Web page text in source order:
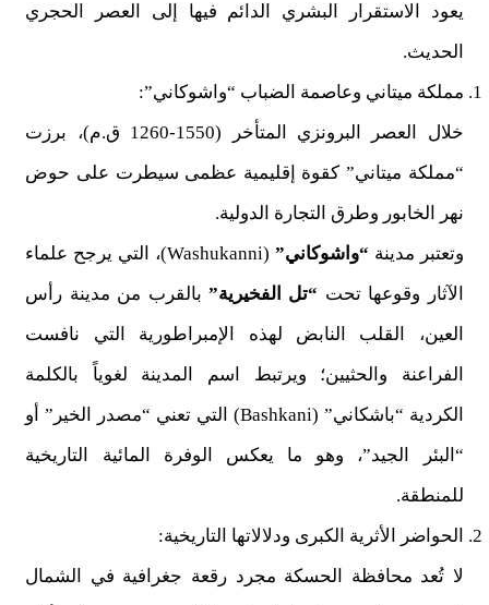
يعود الاستقرار البشري الدائم فيها إلى العصر الحجري
الحديث.
مملكة ميتاني وعاصمة الضباب “واشوكاني”:
خلال العصر البرونزي المتأخر (1550-1260 ق.م)، برزت
“مملكة ميتاني” كقوة إقليمية عظمى سيطرت على حوض
نهر الخابور وطرق التجارة الدولية.
وتعتبر مدينة “واشوكاني”
(Washukanni)، التي يرجح علماء
الآثار وقوعها تحت “تل الفخيرية”بالقرب من مدينة رأس
العين، القلب النابض لهذه الإمبراطورية التي نافست
الفراعنة والحثيين؛ ويرتبط اسم المدينة لغوياً بالكلمة
الكردية “باشكاني” (Bashkani) التي تعني “مصدر الخير” أو
“البئر الجيد”، وهو ما يعكس الوفرة المائية التاريخية
للمنطقة.
الحواضر الأثرية الكبرى ودلالاتها التاريخية:
لا تُعد محافظة الحسكة مجرد رقعة جغرافية في الشمال